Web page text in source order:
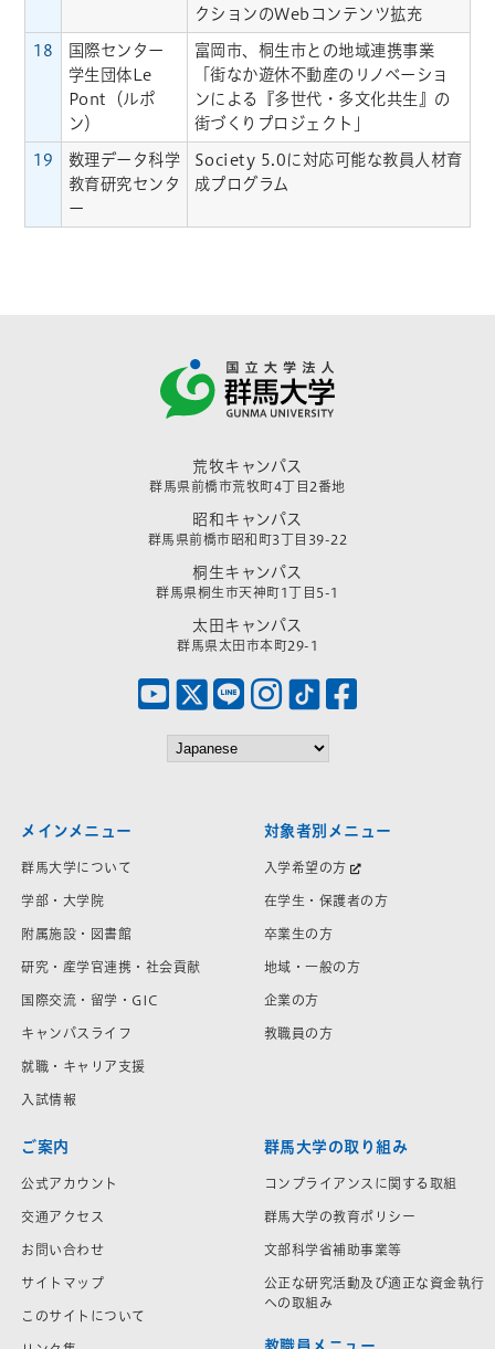
クションのWebコンテンツ拡充
18
国際センター
学生団体Le
Pont（ルポ
ン）
富岡市、桐生市との地域連携事業
「街なか遊休不動産のリノベーショ
ンによる『多世代・多文化共生』の
街づくりプロジェクト」
19
数理データ科学
教育研究センタ
ー
Society 5.0に対応可能な教員人材育
成プログラム
荒牧キャンパス
群馬県前橋市荒牧町4丁目2番地
昭和キャンパス
群馬県前橋市昭和町3丁目39-22
桐生キャンパス
群馬県桐生市天神町1丁目5-1
太田キャンパス
群馬県太田市本町29-1
メインメニュー
群馬大学について
学部・大学院
附属施設・図書館
研究・産学官連携・社会貢献
国際交流・留学・GIC
キャンパスライフ
就職・キャリア支援
入試情報
対象者別メニュー
入学希望の方
在学生・保護者の方
卒業生の方
地域・一般の方
企業の方
教職員の方
ご案内
公式アカウント
交通アクセス
お問い合わせ
サイトマップ
このサイトについて
群馬大学の取り組み
コンプライアンスに関する取組
群馬大学の教育ポリシー
文部科学省補助事業等
公正な研究活動及び適正な資金執行
への取組み
教職員メニュー